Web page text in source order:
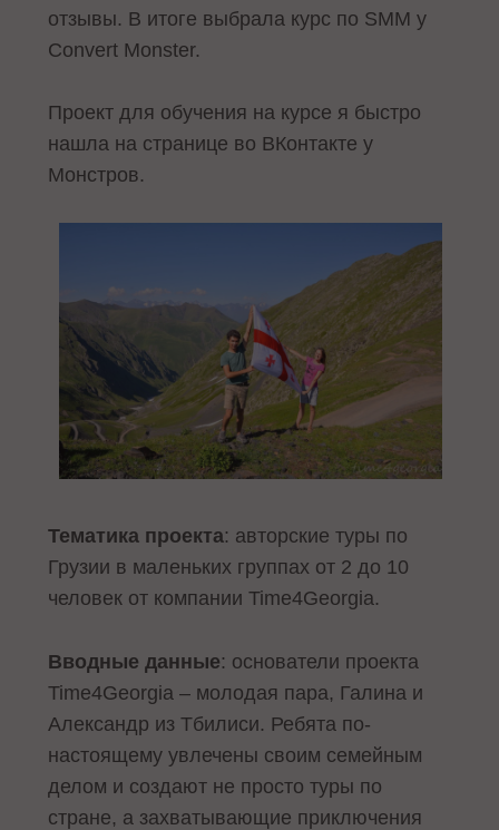
отзывы. В итоге выбрала курс по SMM у
Convert Monster.
Проект для обучения на курсе я быстро
нашла на странице во ВКонтакте у
Монстров.
Тематика проекта: авторские туры по
Грузии в маленьких группах от 2 до 10
человек от компании Time4Georgia.
Вводные данные: основатели проекта
Time4Georgia – молодая пара, Галина и
Александр из Тбилиси. Ребята по-
настоящему увлечены своим семейным
делом и создают не просто туры по
стране, а захватывающие приключения